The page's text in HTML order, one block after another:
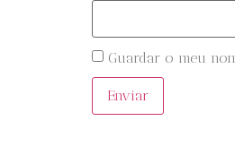
Guardar o meu